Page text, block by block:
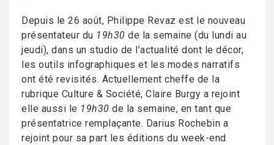
Depuis le 26 août, Philippe Revaz est le nouveau
présentateur du 19h30 de la semaine (du lundi au
jeudi), dans un studio de l’actualité dont le décor,
les outils infographiques et les modes narratifs
ont été revisités. Actuellement cheffe de la
rubrique Culture & Société, Claire Burgy a rejoint
elle aussi le 19h30 de la semaine, en tant que
présentatrice remplaçante. Darius Rochebin a
rejoint pour sa part les éditions du week-end